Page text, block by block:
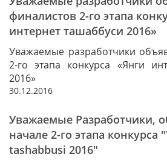
финалистов 2-го этапа
интернет ташаббуси 2016»
Уважаемые разработчики
2-го этапа конкурса «Янги
2016»
30.12.2016
Уважаемые Разработчики,
начале 2-го этапа конкурса
tashabbusi 2016"